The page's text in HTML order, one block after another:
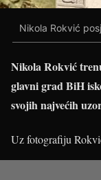
Nikola Rokvić
Nikola Rokvić
glavni grad BiH
svojih najvećih
Uz fotografiju